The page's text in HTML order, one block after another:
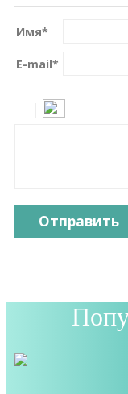
Имя*
E-mail*
Отправить